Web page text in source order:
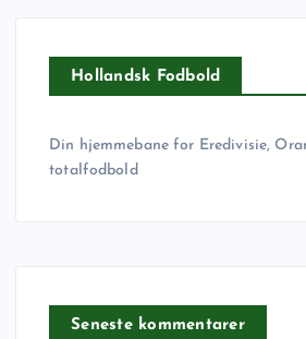
Hollandsk Fodbold
Din hjemmebane for Eredivisie,
totalfodbold
Seneste kommentarer